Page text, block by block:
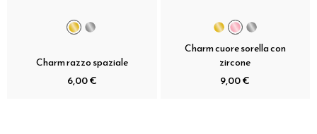
Charm razzo spaziale
6,00 €
Charm cuore sorella con
zircone
9,00 €